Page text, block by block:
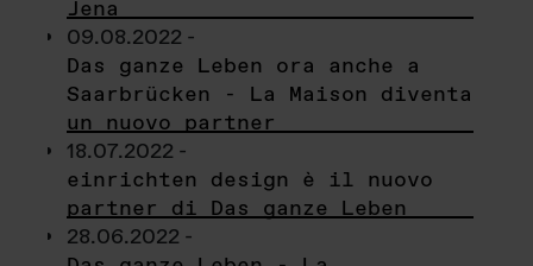
Jena
09.08.2022 -
Das ganze Leben ora anche a
Saarbrücken - La Maison diventa
un nuovo partner
18.07.2022 -
einrichten design è il nuovo
partner di Das ganze Leben
28.06.2022 -